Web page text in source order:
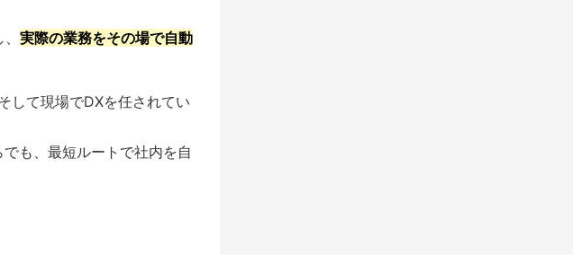
実際の業務をその場で自動
して現場でDXを任されてい
も、最短ルートで社内を自